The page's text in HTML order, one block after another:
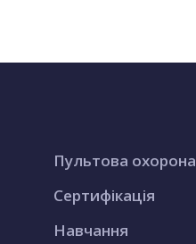
Пультова охорона
Сертифікація
Навчання